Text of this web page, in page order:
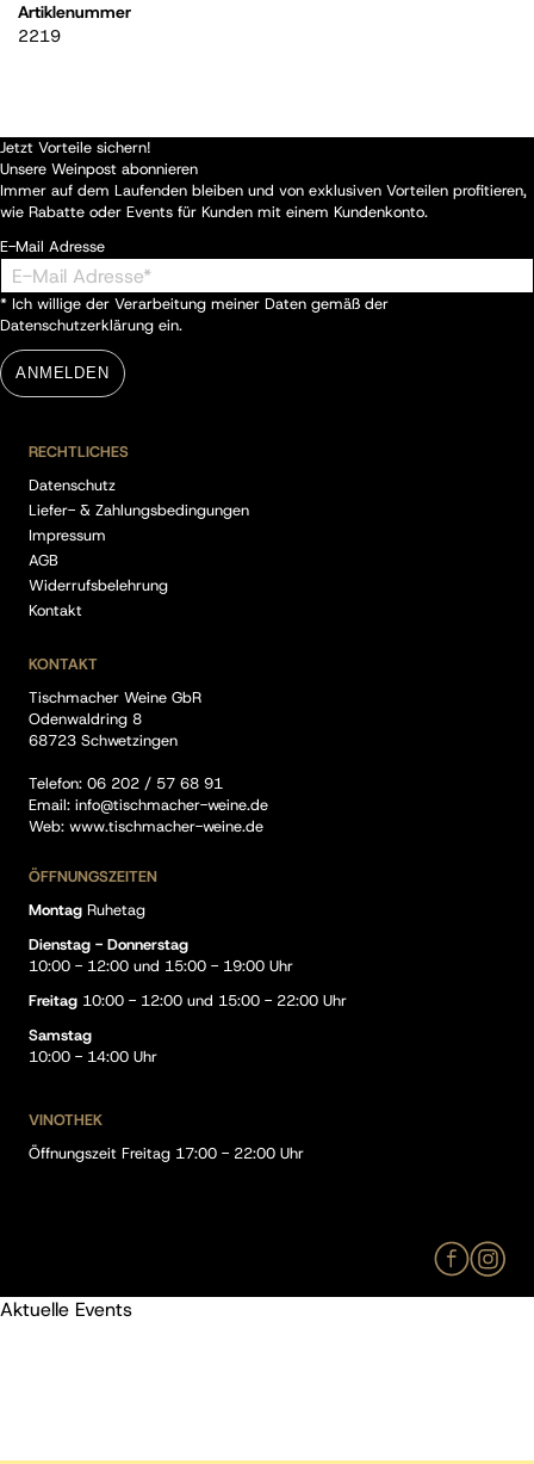
Artiklenummer
2219
Jetzt Vorteile sichern!
Unsere Weinpost abonnieren
Immer auf dem Laufenden bleiben und von exklusiven Vorteilen profitieren,
wie Rabatte oder Events für Kunden mit einem Kundenkonto.
E-Mail Adresse
* Ich willige der Verarbeitung meiner Daten gemäß der
Datenschutzerklärung ein.
ANMELDEN
RECHTLICHES
Datenschutz
Liefer- & Zahlungsbedingungen
Impressum
AGB
Widerrufsbelehrung
Kontakt
KONTAKT
Tischmacher Weine GbR
Odenwaldring 8
68723 Schwetzingen
Telefon: 06 202 / 57 68 91
Email: info@tischmacher-weine.de
Web: www.tischmacher-weine.de
ÖFFNUNGSZEITEN
Montag Ruhetag
Dienstag - Donnerstag
10:00 - 12:00 und 15:00 - 19:00 Uhr
Freitag 10:00 - 12:00 und 15:00 - 22:00 Uhr
Samstag
10:00 - 14:00 Uhr
VINOTHEK
Öffnungszeit Freitag 17:00 - 22:00 Uhr
Aktuelle Events